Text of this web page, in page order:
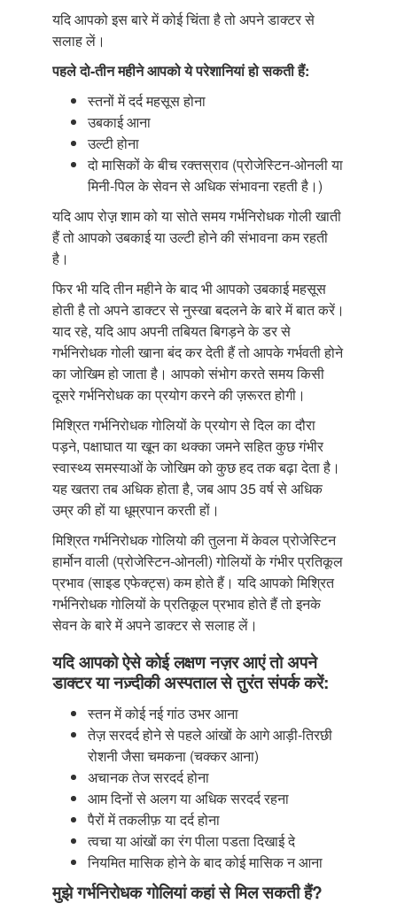
यदि आपको इस बारे में कोई चिंता है तो अपने डाक्टर से
सलाह लें।
पहले दो-तीन महीने आपको ये परेशानियांहो सकती हैं:
स्तनों में दर्द महसूस होना
उबकाई आना
उल्टी होना
दो मासिकों के बीच रक्तस्राव (प्रोजेस्टिन-ओनली या
मिनी-पिल के सेवन से अधिक संभावना रहती है।)
यदि आप रोज़़ शाम को या सोते समय गर्भनिरोधक गोली खाती
हैं तो आपको उबकाई या उल्टी होने की संभावना कम रहती
है।
फिर भी यदि तीन महीने के बाद भी आपको उबकाई महसूस
होती है तो अपने डाक्टर से नुस्खा बदलने के बारे में बात करें।
याद रहे, यदि आप अपनी तबियत बिगड़ने के डर से
गर्भनिरोधक गोली खाना बंद कर देती हैं तो आपके गर्भवती होने
का जोखिम हो जाता है। आपको संभोग करते समय किसी
दूसरे गर्भनिरोधक का प्रयोग करने की ज़रूरत होगी।
मिश्रित गर्भनिरोधक गोलियों के प्रयोग से दिल का दौरा
पड़ने, पक्षाघात या खून का थक्का जमने सहित कुछ गंभीर
स्वास्थ्य समस्याओं के जोखिम को कुछ हद तक बढ़ा देता है।
यह खतरा तब अधिक होता है, जब आप 35 वर्ष से अधिक
उम्र की हों या धूम्रपान करती हों।
मिश्रित गर्भनिरोधक गोलियो की तुलना में केवल प्रोजेस्टिन
हार्मोन वाली (प्रोजेस्टिन-ओनली) गोलियों के गंभीर प्रतिकूल
प्रभाव (साइड एफेक्ट्स) कम होते हैं। यदि आपको मिश्रित
गर्भनिरोधक गोलियों के प्रतिकूल प्रभाव होते हैं तो इनके
सेवन के बारे में अपने डाक्टर से सलाह लें।
यदि आपको ऐसे कोई लक्षण नज़र आएं तो अपने
डाक्टर या नज़्दीकी अस्पताल से तुरंत संपर्क करें:
स्तन में कोई नई गांठ उभर आना
तेज़ सरदर्द होने से पहले आंखों के आगे आड़ी-तिरछी
रोशनी जैसा चमकना (चक्कर आना)
अचानक तेज सरदर्द होना
आम दिनों से अलग या अधिक सरदर्द रहना
पैरों में तकलीफ़ या दर्द होना
त्वचा या आंखों का रंग पीला पडता दिखाई दे
नियमित मासिक होने के बाद कोई मासिक न आना
मुझे गर्भनिरोधक गोलियां कहां से मिल सकती हैं?